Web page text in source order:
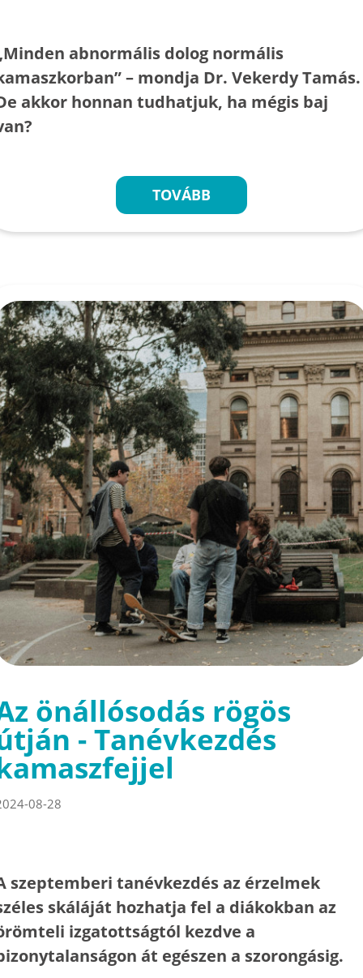
abnormális dolog normális
– mondja Dr. Vekerdy Tamás.
akkor honnan tudhatjuk, ha mégis baj
TOVÁBB
önállósodás rögös
- Tanévkezdés
08-28
szeptemberi tanévkezdés az érzelmek
skáláját hozhatja fel a diákokban az
izgatottságtól kezdve a
át egészen a szorongásig.